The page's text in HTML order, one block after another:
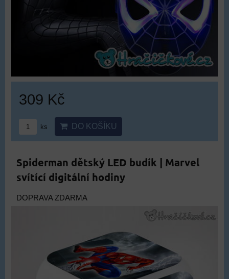
309 Kč
ks DO KOŠÍKU
Spiderman dětský LED budík | Marvel
svítící digitální hodiny
DOPRAVA ZDARMA